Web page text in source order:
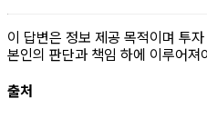
이 답변은 정보 제공 목적이며 투
본인의 판단과 책임 하에 이루어져
출처